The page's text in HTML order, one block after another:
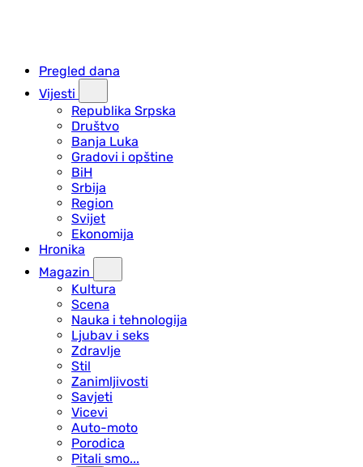
Pregled dana
Vijesti
Republika Srpska
Društvo
Banja Luka
Gradovi i opštine
BiH
Srbija
Region
Svijet
Ekonomija
Hronika
Magazin
Kultura
Scena
Nauka i tehnologija
Ljubav i seks
Zdravlje
Stil
Zanimljivosti
Savjeti
Vicevi
Auto-moto
Porodica
Pitali smo...